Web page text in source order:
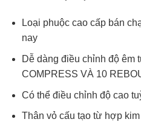
Loại phuộc cao cấp bán
nay
Dễ dàng điều chỉnh độ êm
COMPRESS VÀ 10
Có thể điều chỉnh độ cao
Thân vỏ cấu tạo từ hợp